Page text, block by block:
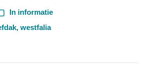
In informatie
, westfalia